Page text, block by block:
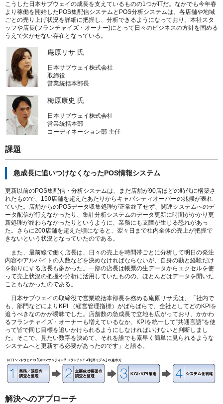
こうした日本サブウェイの成長を支えているものの1つがITだ。なかでも今年春
より稼働を開始したPOS集配信システムとPOS分析システムは、各店舗や地域
ごとの売り上げ状況を詳細に把握し、分析できるようになっており、本社スタ
ッフや店長(フランチャイズ・オーナー)にとって日々のビジネスの方針を固める
うえで欠かせない存在となっている。
庵原リサ 氏
日本サブウェイ株式会社
取締役
営業統括本部長
梅原康史 氏
日本サブウェイ株式会社
営業統括本部
コーディネーション部 主任
課題
急成長に追いつけなくなったPOS情報システム
更新以前のPOS集配信・分析システムは、まだ店舗が90店ほどの時代に構築さ
れたもので、150店舗を超えたあたりからキャパシティオーバーの兆候が表れ
ていた。店舗からのPOSデータ収集処理が正常終了せず、関連システムへのデ
ータ配信が行えなかったり、集計分析システムのデータ更新に時間がかかり更
新処理が終わらなかったりというように、業務にも支障が生じる恐れがあっ
た。さらに200店舗を超えた頃になると、翌々日まで社内全体の売上が把握で
きないという状況となっていたのである。
また、最前線で働く店長は、日々の売上を時間帯ごとに分析して明日の発注
内容やアルバイトの人数などを決めなければならないが、自身の勘と経験だけ
を頼りにする店長も多かった。一部の店長は帳票の生データからエクセルを使
って売上状況の把握や分析に活用していたものの、ほとんどはデータを開いた
こともなかったのである。
日本サブウェイの取締役で営業統括本部長を務める庵原リサ氏は、「社内で
も、部門などによりKPI
（経営管理指標）がばらばらで、全社としてどのKPIを
追うべきなのかが曖昧でした。店舗数の急成長で立地も広がっており、かかわ
るフランチャイズ・オーナーも増えているなか、KPIを統一して“共通言語”を使
って皆で同じ目標を追いかけられるようにしなければいけないと判断しまし
た。そこで、見たい数字を決めて、それを誰でも素早く簡単に見られるような
システムへと更新する必要があったのです」と語る。
解決へのアプローチ